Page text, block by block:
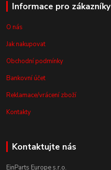
Informace pro zákazníky
O nás
Jak nakupovat
Obchodní podmínky
Bankovní účet
Reklamace/vrácení zboží
Kontakty
Kontaktujte nás
EinParts Europe s.r.o.